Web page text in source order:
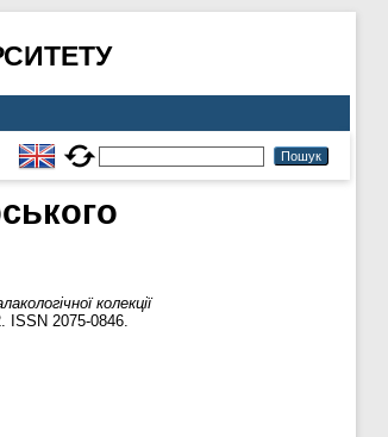
колекції
ISSN 2075-0846.